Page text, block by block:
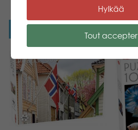
Hylkää
Tout accepter